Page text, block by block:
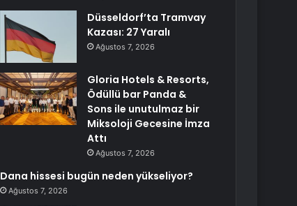
Düsseldorf’ta Tramvay
Kazası: 27 Yaralı
Ağustos 7, 2026
Gloria Hotels & Resorts,
Ödüllü bar Panda &
Sons ile unutulmaz bir
Miksoloji Gecesine İmza
Attı
Ağustos 7, 2026
Dana hissesi bugün neden yükseliyor?
Ağustos 7, 2026